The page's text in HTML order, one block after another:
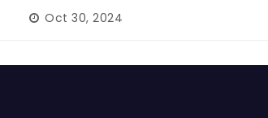
Oct 30, 2024